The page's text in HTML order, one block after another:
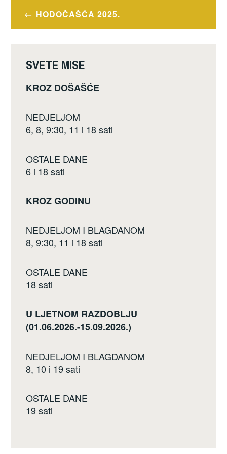
e
b
o
k
er e
Navigacija
objava
HODOČAŠĆA 2025.
SVETE MISE
KROZ DOŠAŠĆE
NEDJELJOM
6, 8, 9:30, 11 i 18 sati
OSTALE DANE
6 i 18 sati
KROZ GODINU
NEDJELJOM I BLAGDANOM
8, 9:30, 11 i 18 sati
OSTALE DANE
18 sati
U LJETNOM RAZDOBLJU
(01.06.2026.-15.09.2026.)
NEDJELJOM I BLAGDANOM
8, 10 i 19 sati
OSTALE DANE
19 sati